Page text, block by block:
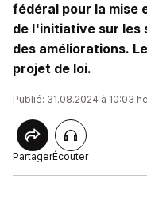
fédéral pour la mise
de l'initiative sur les
des améliorations.
projet de loi.
Publié: 31.08.2024 à 10:03
PartagerÉcouter